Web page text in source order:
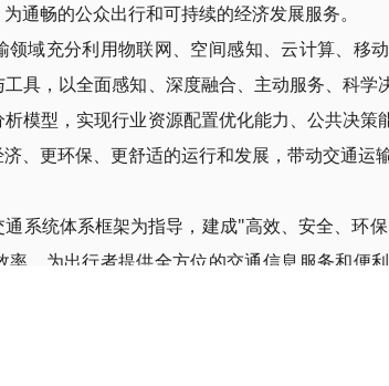
通畅的公众出行和可持续的经济发展服务。
领域充分利用物联网、空间感知、云计算、移
具，以全面感知、深度融合、主动服务、科
模型，实现行业资源配置优化能力、公共决
、更环保、更舒适的运行和发展，带动交通运
系统体系框架为指导，建成"高效、安全、环
率，为出行者提供全方位的交通信息服务和便